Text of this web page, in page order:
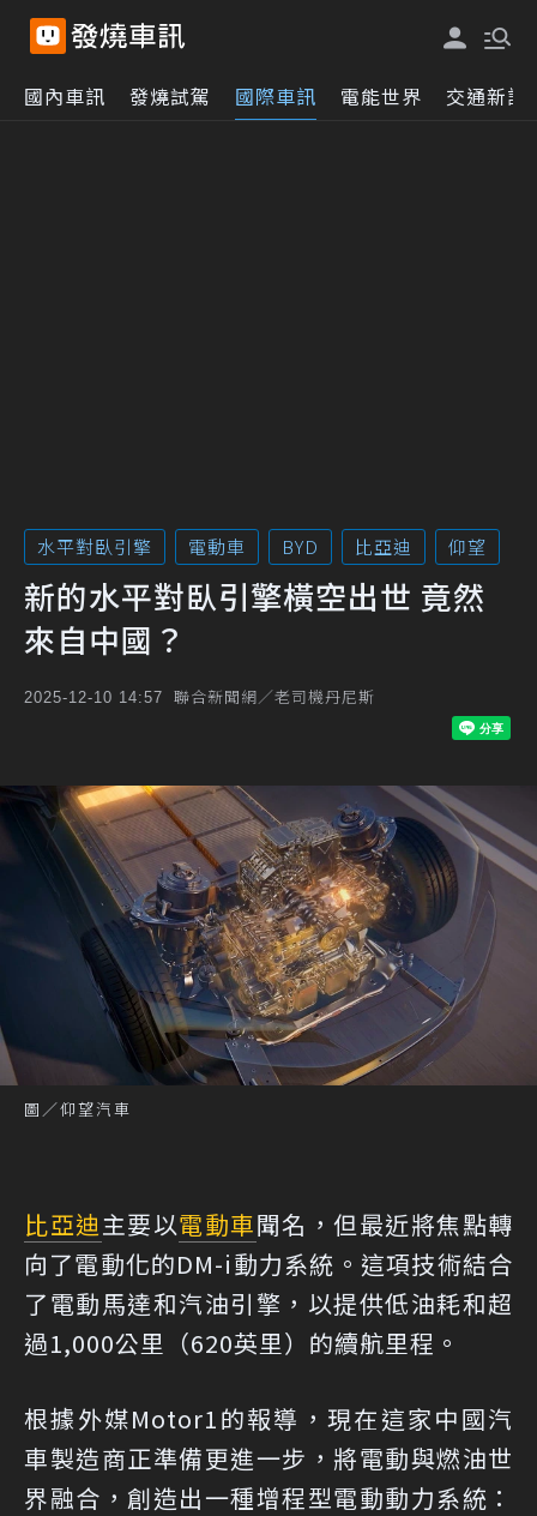
國內車訊 發燒試駕 國際車訊 電能世界 交通新訊
水平對臥引擎 電動車 BYD 比亞迪 仰望
新的水平對臥引擎橫空出世 竟然
來自中國？
2025-12-10 14:57 聯合新聞網／老司機丹尼斯
圖／仰望汽車
比亞迪主要以電動車聞名，但最近將焦點轉
向了電動化的DM-i動力系統。這項技術結合
了電動馬達和汽油引擎，以提供低油耗和超
過1,000公里（620英里）的續航里程。
根據外媒Motor1的報導 ，現在這家中國汽
車製造商正準備更進一步，將電動與燃油世
界融合，創造出一種增程型電動動力系統：